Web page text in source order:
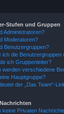
Stufen und Gruppen
Administratoren?
Moderatoren?
Benutzergruppen?
ich die Benutzergruppen
ich Gruppenleiter?
werden verschiedene
Hauptgruppe?
der „Das Team“-
keine Privaten